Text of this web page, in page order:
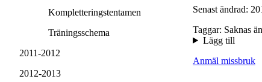
Senast ändrad:
Taggar: Saknas
Lägg till
Anmäl missbruk
Kompletteringstentamen
Träningsschema
2011-2012
2012-2013